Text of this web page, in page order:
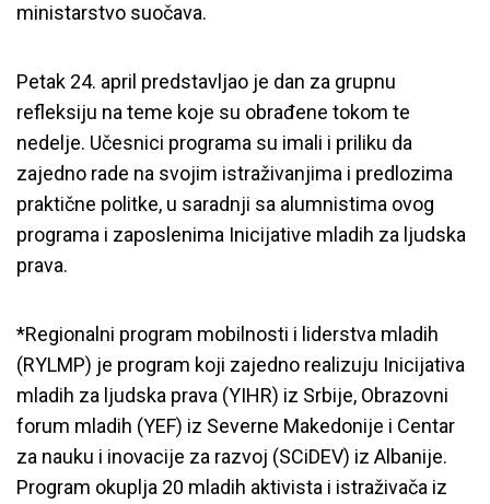
ministarstvo suočava.
Petak 24. april predstavljao je dan za grupnu
refleksiju na teme koje su obrađene tokom te
nedelje. Učesnici programa su imali i priliku da
zajedno rade na svojim istraživanjima i predlozima
praktične politke, u saradnji sa alumnistima ovog
programa i zaposlenima Inicijative mladih za ljudska
prava.
*Regionalni program mobilnosti i liderstva mladih
(RYLMP) je program koji zajedno realizuju Inicijativa
mladih za ljudska prava (YIHR) iz Srbije, Obrazovni
forum mladih (YEF) iz Severne Makedonije i Centar
za nauku i inovacije za razvoj (SCiDEV) iz Albanije.
Program okuplja 20 mladih aktivista i istraživača iz